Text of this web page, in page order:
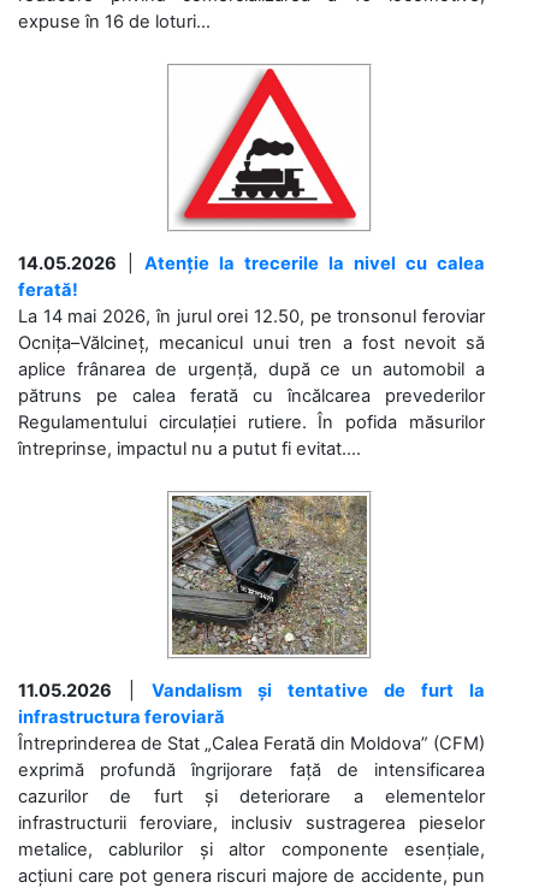
expuse în 16 de loturi...
14.05.2026
Atenție la trecerile la nivel cu calea
ferată!
La 14 mai 2026, în jurul orei 12.50, pe tronsonul feroviar
Ocnița–Vălcineț, mecanicul unui tren a fost nevoit să
aplice frânarea de urgență, după ce un automobil a
pătruns pe calea ferată cu încălcarea prevederilor
Regulamentului circulației rutiere. În pofida măsurilor
întreprinse, impactul nu a putut fi evitat....
11.05.2026
Vandalism și tentative de furt la
infrastructura feroviară
Întreprinderea de Stat „Calea Ferată din Moldova” (CFM)
exprimă profundă îngrijorare față de intensificarea
cazurilor de furt și deteriorare a elementelor
infrastructurii feroviare, inclusiv sustragerea pieselor
metalice, cablurilor și altor componente esențiale,
acțiuni care pot genera riscuri majore de accidente, pun